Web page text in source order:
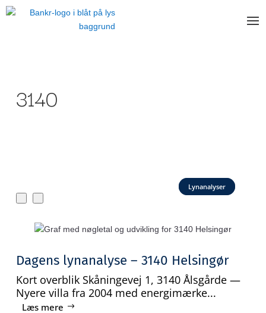
3140
Lynanalyser
Dagens lynanalyse – 3140 Helsingør
Kort overblik Skåningevej 1, 3140 Ålsgårde —
Nyere villa fra 2004 med energimærke...
Læs mere